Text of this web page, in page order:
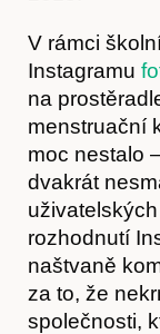
V rámci
Instagramu
na
menstruační
moc nestalo
dvakrát
rozhodnutí
naštvaně
za to, že
společnosti,